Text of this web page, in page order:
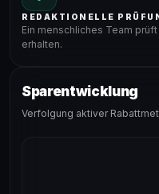
REDAKTIONELLE
Ein menschliches Team
erhalten.
Sparentwicklung
Verfolgung aktiver